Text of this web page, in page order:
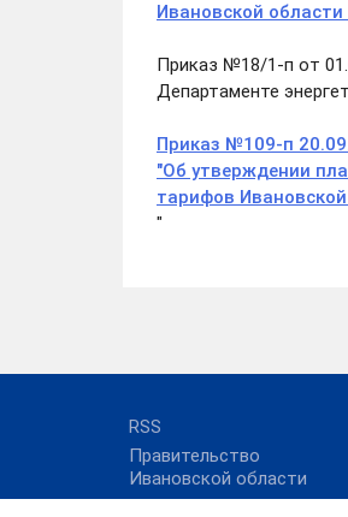
Ивановской
Приказ №18/1-п от
Департаменте
Приказ №109-п
"Об утверждении
тарифов
"
RSS
Правительство
Ивановской области